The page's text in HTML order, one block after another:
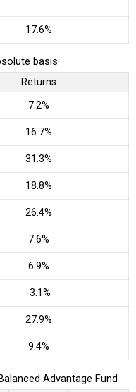
17.6%
basis
Returns
7.2%
16.7%
31.3%
18.8%
26.4%
7.6%
6.9%
-3.1%
27.9%
9.4%
Advantage Fund